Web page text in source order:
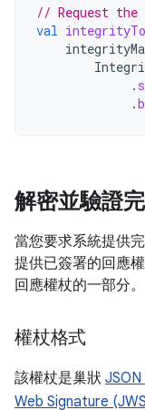
// Request
val
.
.
解密並驗證
當您要求系統提供
提供已簽署的回應
回應權杖的一部分。
權杖格式
該權杖是巢狀
Web Signature